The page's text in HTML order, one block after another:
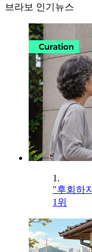
브라보 인기뉴스
1.
"후회하
1위